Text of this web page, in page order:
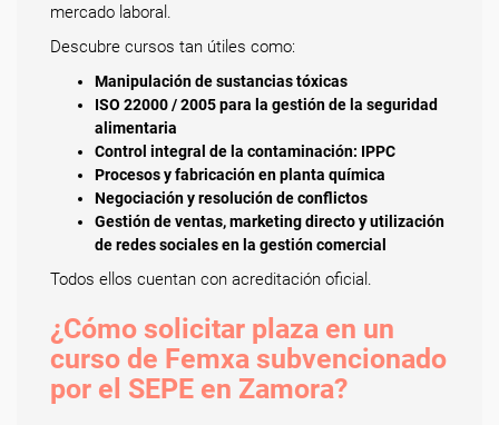
mercado laboral.
Descubre cursos tan útiles como:
Manipulación de sustancias tóxicas
ISO 22000 / 2005 para la gestión de la seguridad
alimentaria
Control integral de la contaminación: IPPC
Procesos y fabricación en planta química
Negociación y resolución de conflictos
Gestión de ventas, marketing directo y utilización
de redes sociales en la gestión comercial
Todos ellos cuentan con acreditación oficial.
¿Cómo solicitar plaza en un
curso de Femxa subvencionado
por el SEPE en Zamora?